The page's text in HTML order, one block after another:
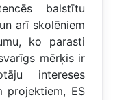
balstītu
arī skolēniem
ko parasti
mērķis ir
intereses
projektiem, ES